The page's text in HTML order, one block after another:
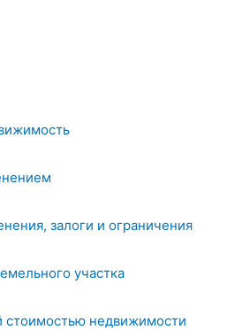
залоги и ограничения
участка
стоимостью недвижимости